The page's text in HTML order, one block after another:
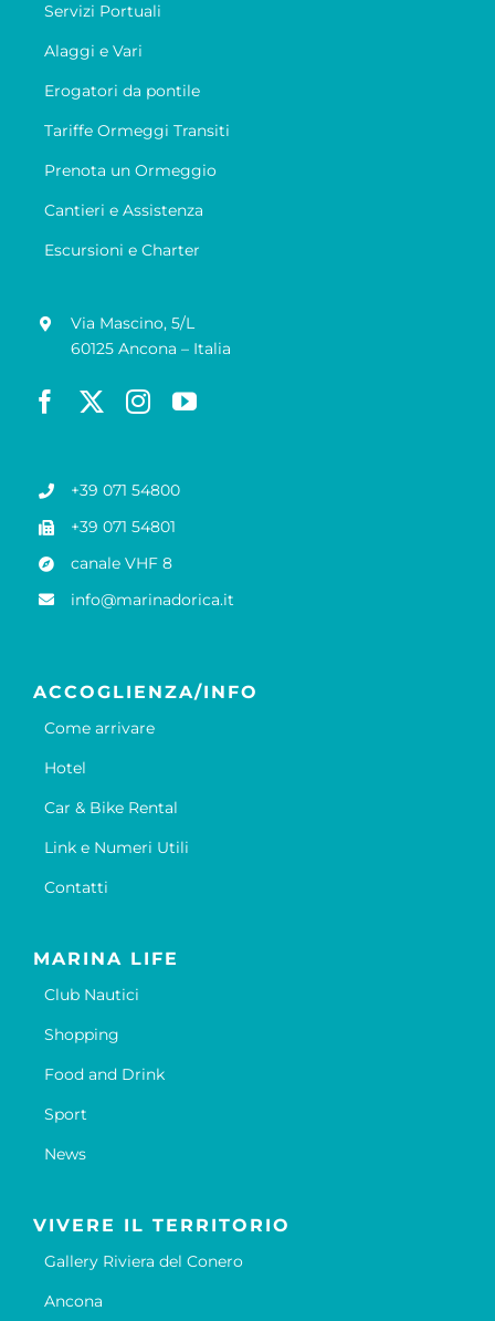
Servizi Portuali
Alaggi e Vari
Erogatori da pontile
Tariffe Ormeggi Transiti
Prenota un Ormeggio
Cantieri e Assistenza
Escursioni e Charter
Via Mascino, 5/L
60125 Ancona – Italia
+39 071 54800
+39 071 54801
canale VHF 8
info@marinadorica.it
ACCOGLIENZA/INFO
Come arrivare
Hotel
Car & Bike Rental
Link e Numeri Utili
Contatti
MARINA LIFE
Club Nautici
Shopping
Food and Drink
Sport
News
VIVERE IL TERRITORIO
Gallery Riviera del Conero
Ancona